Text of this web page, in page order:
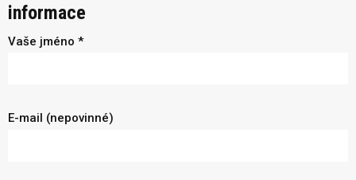
informace
Vaše jméno *
E-mail (nepovinné)